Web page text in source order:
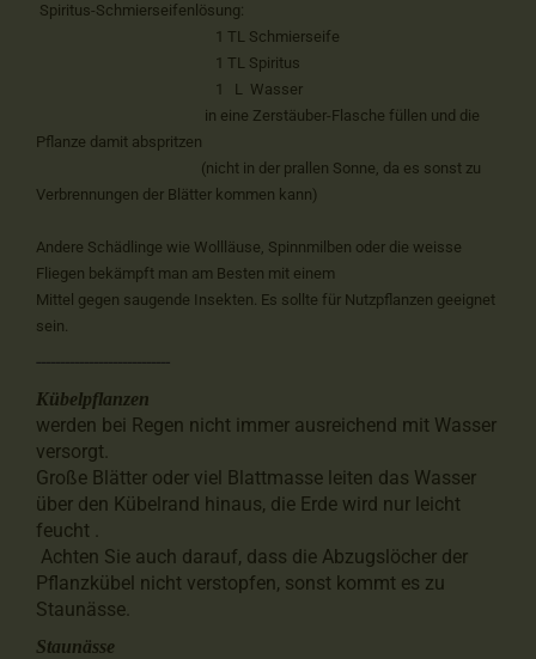
Spiritus-Schmierseifenlösung:
1 TL Schmierseife
1 TL Spiritus
1 L Wasser
in eine Zerstäuber-Flasche füllen und die
Pflanze damit abspritzen
(nicht in der prallen Sonne, da es sonst zu
Verbrennungen der Blätter kommen kann)
Andere Schädlinge wie Wollläuse, Spinnmilben oder die weisse
Fliegen bekämpft man am Besten mit einem
Mittel gegen saugende Insekten. Es sollte für Nutzpflanzen geeignet
sein.
----------------------------
Kübelpflanzen
werden bei Regen nicht immer ausreichend mit Wasser
versorgt.
Große Blätter oder viel Blattmasse leiten das Wasser
über den Kübelrand hinaus, die Erde wird nur leicht
feucht .
Achten Sie auch darauf, dass die Abzugslöcher der
Pflanzkübel nicht verstopfen, sonst kommt es zu
Staunässe.
Staunässe